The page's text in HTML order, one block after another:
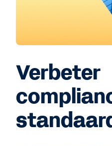
Verbeter